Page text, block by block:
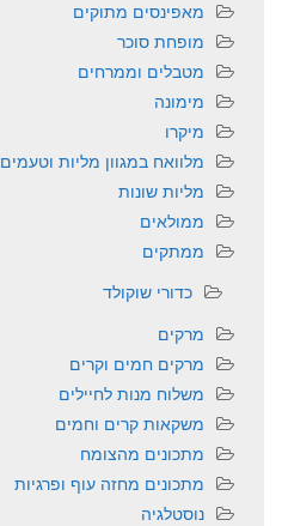
מאפינסים מתוקים
מופחת סוכר
מטבלים וממרחים
מימונה
מיקרו
מלוואח במגוון מליות וטעמים
מליות שונות
ממולאים
ממתקים
כדורי שוקולד
מרקים
מרקים חמים וקרים
משלוח מנות לחיילים
משקאות קרים וחמים
מתכונים מהצומח
מתכונים מחזה עוף ופרגיות
נוסטלגיה